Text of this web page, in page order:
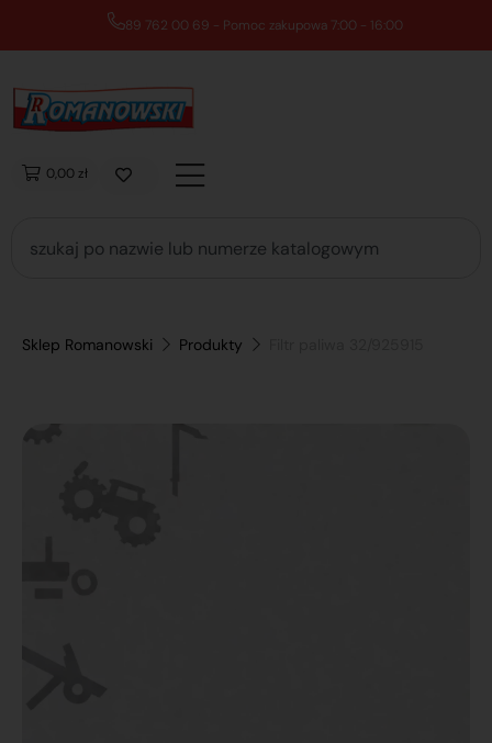
89 762 00 69 - Pomoc zakupowa 7:00 - 16:00
0,00 zł
Sklep Romanowski Produkty